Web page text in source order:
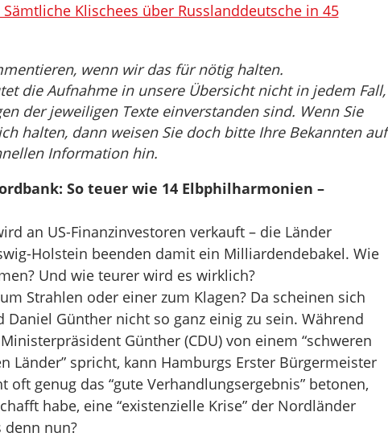
Klischees über Russlanddeutsche in 45
wenn wir das für nötig halten.
die Aufnahme in unsere Übersicht nicht in jedem Fall,
der jeweiligen Texte einverstanden sind. Wenn Sie
halten, dann weisen Sie doch bitte Ihre Bekannten auf
Information hin.
So teuer wie 14 Elbphilharmonien –
an US-Finanzinvestoren verkauft – die Länder
Holstein beenden damit ein Milliardendebakel. Wie
Und wie teurer wird es wirklich?
Strahlen oder einer zum Klagen? Da scheinen sich
Daniel Günther nicht so ganz einig zu sein. Während
Günther (CDU) von einem “schweren
Länder” spricht, kann Hamburgs Erster Bürgermeister
oft genug das “gute Verhandlungsergebnis” betonen,
habe, eine “existenzielle Krise” der Nordländer
denn nun?